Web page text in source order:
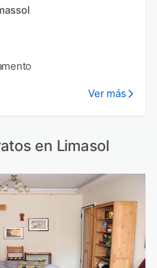
Ver más
en Limasol